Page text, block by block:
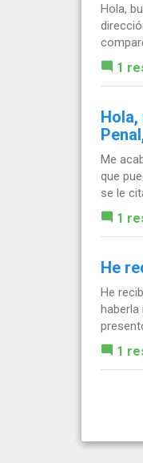
Hola,
1
Me
que
se le
1
He
He
1